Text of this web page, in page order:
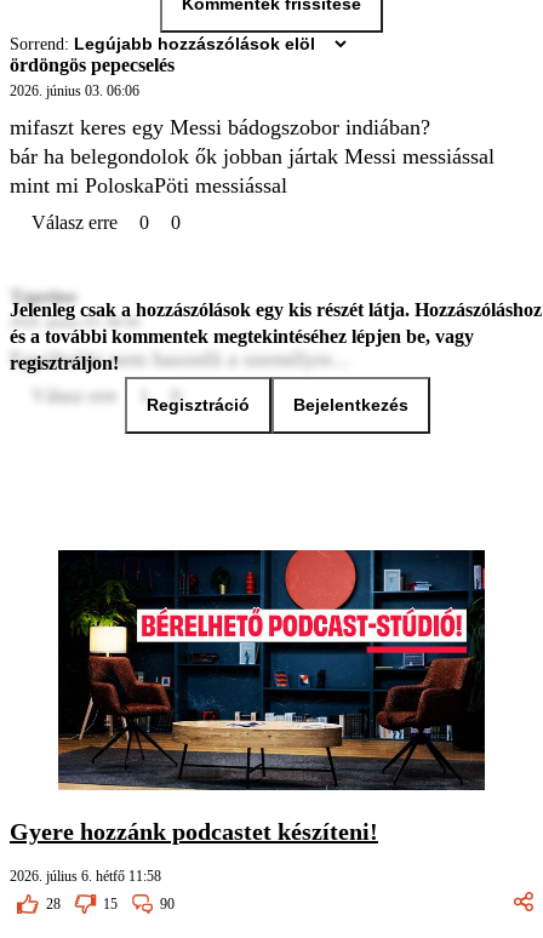
Kommentek frissítése
Sorrend:
ördöngös pepecselés
2026. június 03. 06:06
mifaszt keres egy Messi bádogszobor indiában?
bár ha belegondolok ők jobban jártak Messi messiással
mint mi PoloskaPöti messiással
Válasz erre 0 0
Tapeino
2026. június 03. 06:04
Egyáltalán nem hasonlít a személyre...
Válasz erre 1
Jelenleg csak a hozzászólások egy kis részét látja. Hozzászóláshoz
és a további kommentek megtekintéséhez lépjen be, vagy
regisztráljon!
Regisztráció Bejelentkezés
Gyere hozzánk podcastet készíteni!
2026. július 6. hétfő 11:58
28
15 90